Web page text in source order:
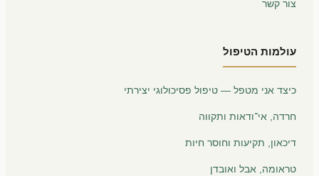
צור קשר
עולמות הטיפול
כיצד אני מטפל — טיפול פסיכולוגי יצירתי
חרדה, אי־ודאות ותקווה
דיכאון, תקיעות וחוסר חיות
טראומה, אבל ואובדן